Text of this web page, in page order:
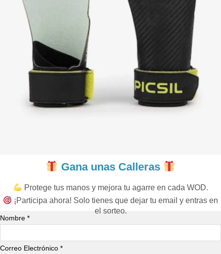
Gana unas Calleras
Protege tus manos y mejora tu agarre en cada WOD.
¡Participa ahora! Solo tienes que dejar tu email y entras en
el sorteo.
Nombre *
Correo Electrónico *